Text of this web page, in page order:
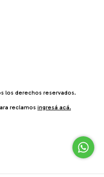
los derechos reservados.
reclamos ingresá acá.